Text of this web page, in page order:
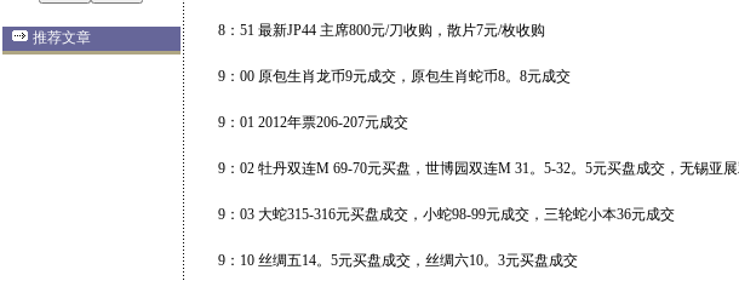
推荐文章 8：51 最新JP44 主席800元/刀收购，散片7元/枚收购
9：00 原包生肖龙币9元成交，原包生肖蛇币8。8元成交
9：01 2012年票206-207元成交
9：02 牡丹双连M 69-70元买盘，世博园双连M 31。5-32。5元买盘成交，无锡亚
9：03 大蛇315-316元买盘成交，小蛇98-99元成交，三轮蛇小本36元成交
9：10 丝绸五14。5元买盘成交，丝绸六10。3元买盘成交